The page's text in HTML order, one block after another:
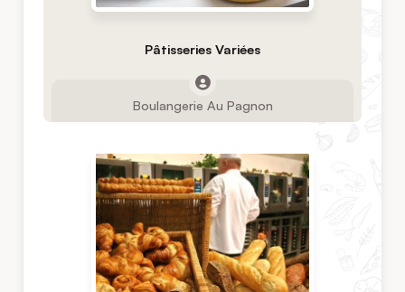
Pâtisseries Variées
Boulangerie Au Pagnon